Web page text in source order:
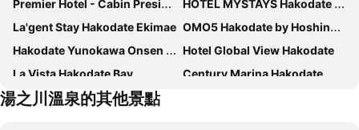
Premier Hotel - Cabin President - Hakodate
HOTEL MYSTAYS Hakodate Station
La'gent Stay Hakodate Ekimae OMO5 Hakodate by Hoshino Resorts
Hakodate Yunokawa Onsen Umi to Akari Hewitt Resort
Hotel Global View Hakodate
La Vista Hakodate Bay
Century Marina Hakodate
Comfort Hotel Hakodate
湯之川溫泉的其他景點